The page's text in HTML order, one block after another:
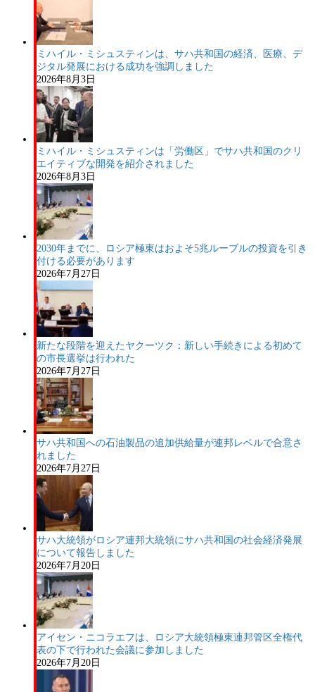
ミハイル・ミシュスティンは、サハ共和国の経済、医療、デ
ジタル発展における成功を強調しました
2026年8月3日
ミハイル・ミシュスティンは「労働区」でサハ共和国のクリ
エイティブな開発を紹介されました
2026年8月3日
2030年までに、ロシア極東はおよそ5兆ルーブルの投資を引き
付ける必要があります
2026年7月27日
新たな段階を迎えたヤクーツク：新しい手続きによる初めて
の市長選挙は行われた
2026年7月27日
サハ共和国への石油製品の追加供給量が連邦レベルで合意さ
れました
2026年7月27日
サハ大統領がロシア連邦大統領にサハ共和国の社会経済発展
について報告しました
2026年7月20日
アイセン・ニコラエフは、ロシア大統領極東連邦管区全権代
表の下で行われた会議に参加しました
2026年7月20日